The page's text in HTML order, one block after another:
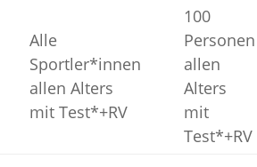
Alle
Sportler*innen
allen Alters
mit Test*+RV
100
Personen
allen
Alters
mit
Test*+RV